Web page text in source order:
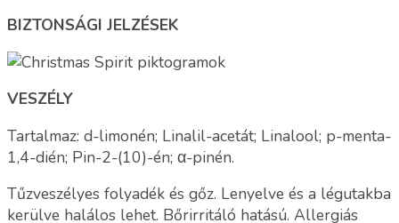
BIZTONSÁGI JELZÉSEK
VESZÉLY
Tartalmaz: d-limonén; Linalil-acetát; Linalool; p-menta-
1,4-dién; Pin-2-(10)-én; α-pinén.
Tűzveszélyes folyadék és gőz. Lenyelve és a légutakba
kerülve halálos lehet. Bőrirritáló hatású. Allergiás